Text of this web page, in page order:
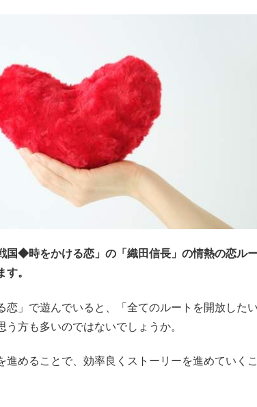
国◆時をかける恋」の「織田信長」の情熱の恋ル
。
恋」で遊んでいると、「全てのルートを開放したい
方も多いのではないでしょうか。
進めることで、効率良くストーリーを進めていく